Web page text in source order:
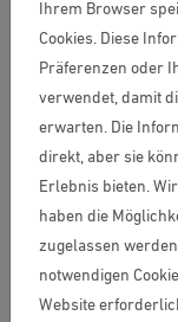
Passworts
Ich habe
geklickt,
E-Mail
eine
Ich klicke
Seite", ich
Ihrem Browser
Cookies. Diese
Präferenzen oder
verwendet, damit
erwarten. Die
direkt, aber sie
Erlebnis bieten.
haben die
zugelassen
notwendigen
Website